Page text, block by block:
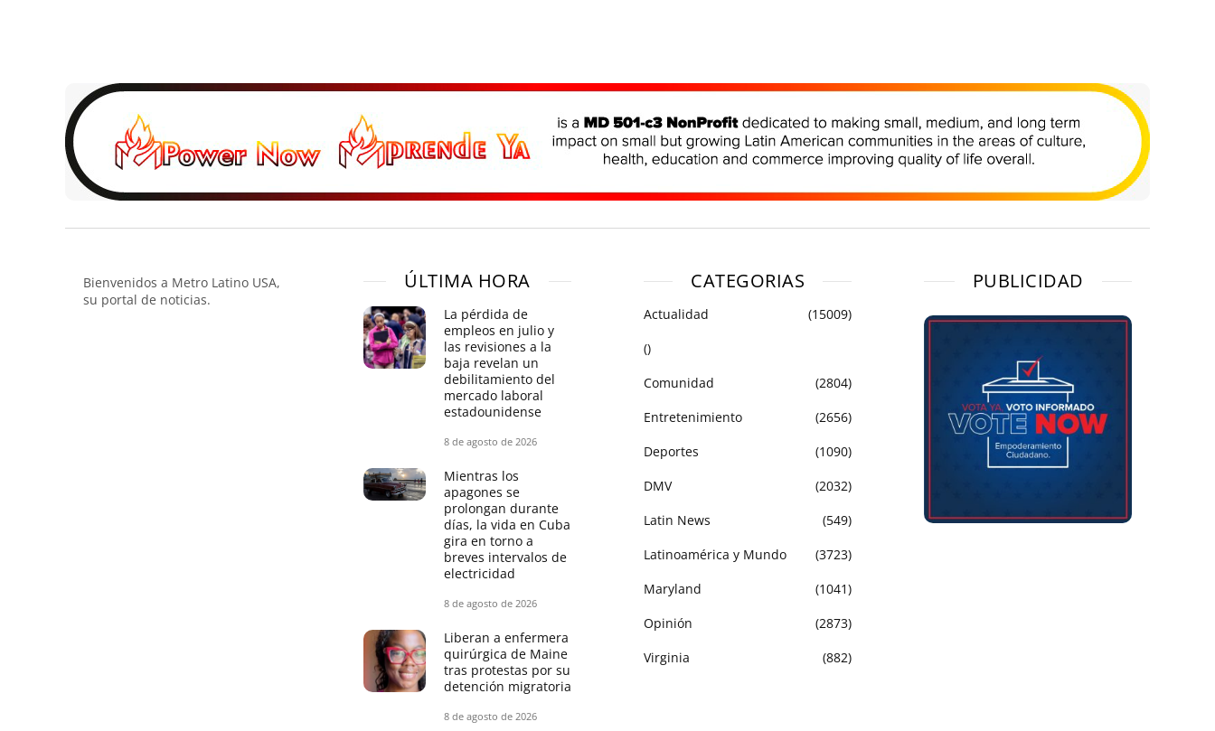
Bienvenidos a Metro Latino USA,
su portal de noticias.
ÚLTIMA HORA
La pérdida de
empleos en julio y
las revisiones a la
baja revelan un
debilitamiento del
mercado laboral
estadounidense
8 de agosto de 2026
Mientras los
apagones se
prolongan durante
días, la vida en Cuba
gira en torno a
breves intervalos de
electricidad
8 de agosto de 2026
Liberan a enfermera
quirúrgica de Maine
tras protestas por su
detención migratoria
8 de agosto de 2026
CATEGORIAS
Actualidad
(15009)
()
Comunidad
(2804)
Entretenimiento
(2656)
Deportes
(1090)
DMV
(2032)
Latin News
(549)
Latinoamérica y Mundo
(3723)
Maryland
(1041)
Opinión
(2873)
Virginia
(882)
PUBLICIDAD